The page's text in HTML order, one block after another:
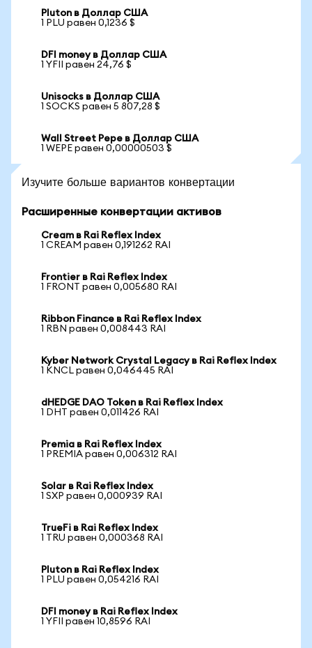
Pluton в Доллар США
1 PLU равен 0,1236 $
DFI money в Доллар США
1 YFII равен 24,76 $
Unisocks в Доллар США
1 SOCKS равен 5 807,28 $
Wall Street Pepe в Доллар США
1 WEPE равен 0,00000503 $
Изучите больше вариантов конвертации
Расширенные конвертации активов
Cream в Rai Reflex Index
1 CREAM равен 0,191262 RAI
Frontier в Rai Reflex Index
1 FRONT равен 0,005680 RAI
Ribbon Finance в Rai Reflex Index
1 RBN равен 0,008443 RAI
Kyber Network Crystal Legacy в Rai Reflex Index
1 KNCL равен 0,046445 RAI
dHEDGE DAO Token в Rai Reflex Index
1 DHT равен 0,011426 RAI
Premia в Rai Reflex Index
1 PREMIA равен 0,006312 RAI
Solar в Rai Reflex Index
1 SXP равен 0,000939 RAI
TrueFi в Rai Reflex Index
1 TRU равен 0,000368 RAI
Pluton в Rai Reflex Index
1 PLU равен 0,054216 RAI
DFI money в Rai Reflex Index
1 YFII равен 10,8596 RAI